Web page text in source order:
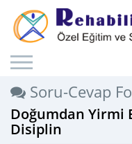
Soru-Cevap
Doğumdan Yirmi
Disiplin